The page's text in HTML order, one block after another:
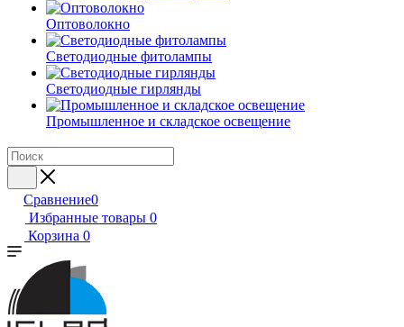
Оптоволокно
Светодиодные фитолампы
Светодиодные гирлянды
Промышленное и складское освещение
Сравнение0
Избранные товары 0
Корзина 0